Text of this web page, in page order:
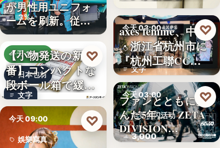
3%
が男性用ユニフォ
ームを刷新。従来
の男女兼…
今天 15:10
日本包材
文字
【小物発送の新定
番】コンパクトな
段ボール箱で緩衝
材の節約…
♡
今天 09:00
娛樂寫真
♡
日…
今天 03:00
品牌開店
文字
axes femme、中国
・浙江省杭州市に
『杭州工聯CC…
♡
今天 03:00
电竞快闪活动
3,000
ファンとともに歩
んだ5年。「ZETA
DIVISION…
♡